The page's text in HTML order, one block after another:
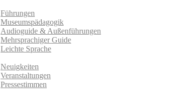
Führungen
Museumspädagogik
Audioguide & Außenführungen
Mehrsprachiger Guide
Leichte Sprache
Neuigkeiten
Veranstaltungen
Pressestimmen